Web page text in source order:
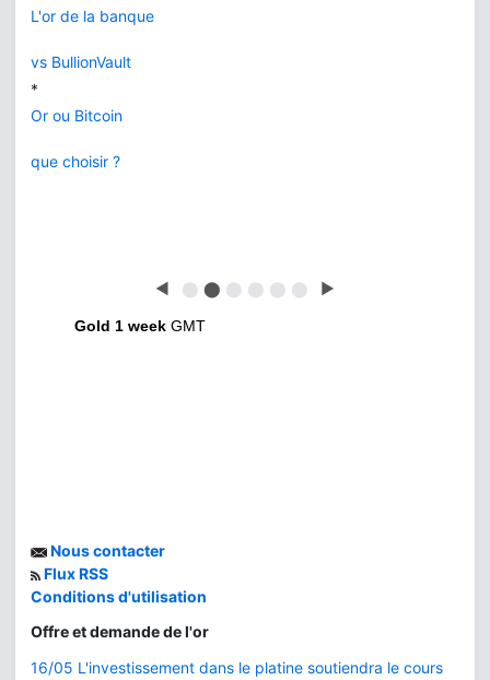
L'or de la banque
vs BullionVault
*
Or ou Bitcoin
que choisir ?
◀ ⬤ ⬤ ⬤ ⬤ ⬤ ⬤ ▶
Gold 1 week GMT
Nous contacter
Flux RSS
Conditions d'utilisation
Offre et demande de l'or
16/05 L'investissement dans le platine soutiendra le cours